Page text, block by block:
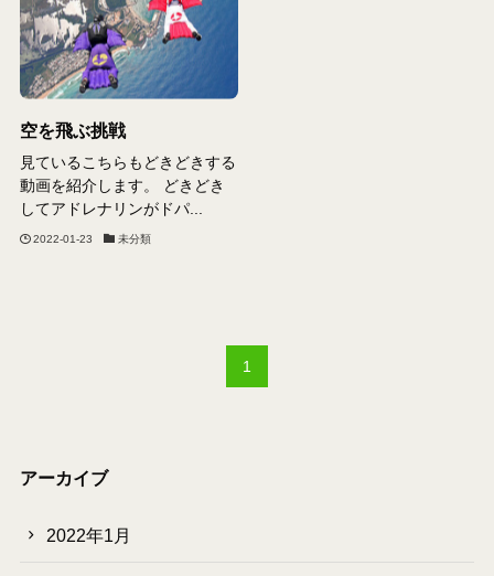
空を飛ぶ挑戦
見ているこちらもどきどきする
動画を紹介します。 どきどき
してアドレナリンがドパ...
2022-01-23 未分類
1
アーカイブ
2022年1月